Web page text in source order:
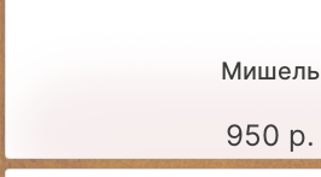
Мишель
950 р.